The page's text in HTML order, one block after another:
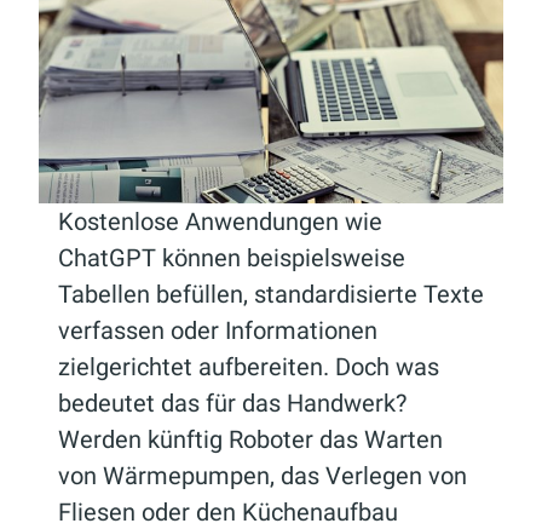
Kostenlose Anwendungen wie
ChatGPT können beispielsweise
Tabellen befüllen, standardisierte Texte
verfassen oder Informationen
zielgerichtet aufbereiten. Doch was
bedeutet das für das Handwerk?
Werden künftig Roboter das Warten
von Wärmepumpen, das Verlegen von
Fliesen oder den Küchenaufbau